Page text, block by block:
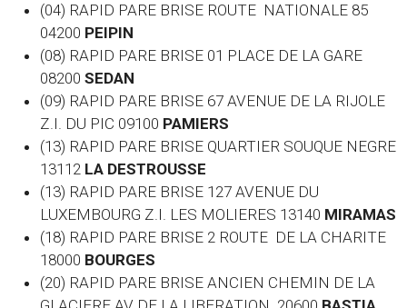
(04) RAPID PARE BRISE ROUTE NATIONALE 85
04200 PEIPIN
(08) RAPID PARE BRISE 01 PLACE DE LA GARE
08200 SEDAN
(09) RAPID PARE BRISE 67 AVENUE DE LA RIJOLE
Z.I. DU PIC 09100 PAMIERS
(13) RAPID PARE BRISE QUARTIER SOUQUE NEGRE
13112 LA DESTROUSSE
(13) RAPID PARE BRISE 127 AVENUE DU
LUXEMBOURG Z.I. LES MOLIERES 13140 MIRAMAS
(18) RAPID PARE BRISE 2 ROUTE DE LA CHARITE
18000 BOURGES
(20) RAPID PARE BRISE ANCIEN CHEMIN DE LA